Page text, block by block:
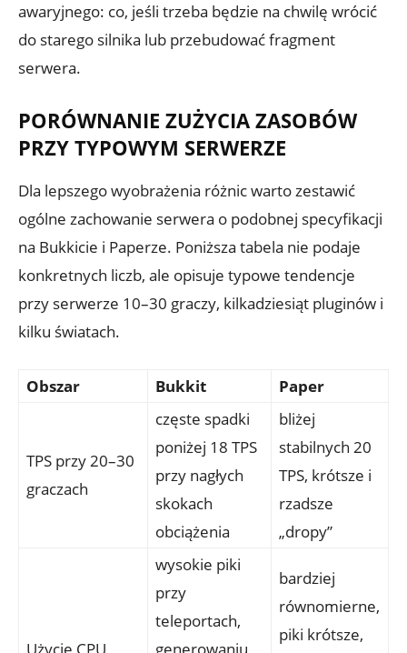
awaryjnego: co, jeśli trzeba będzie na chwilę wrócić
do starego silnika lub przebudować fragment
serwera.
PORÓWNANIE ZUŻYCIA ZASOBÓW
PRZY TYPOWYM SERWERZE
Dla lepszego wyobrażenia różnic warto zestawić
ogólne zachowanie serwera o podobnej specyfikacji
na Bukkicie i Paperze. Poniższa tabela nie podaje
konkretnych liczb, ale opisuje typowe tendencje
przy serwerze 10–30 graczy, kilkadziesiąt pluginów i
kilku światach.
Obszar Bukkit Paper
TPS przy 20–30
graczach
częste spadki
poniżej 18 TPS
przy nagłych
skokach
obciążenia
bliżej
stabilnych 20
TPS, krótsze i
rzadsze
„dropy”
wysokie piki
przy
teleportach,
bardziej
równomierne,
piki krótsze,